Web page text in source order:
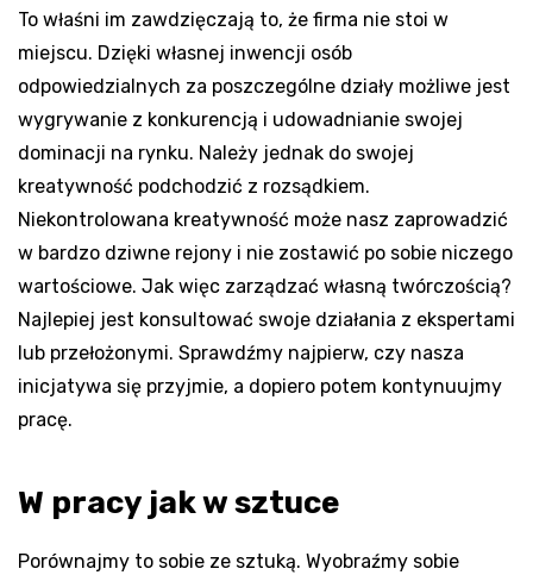
To właśni im zawdzięczają to, że firma nie stoi w
miejscu. Dzięki własnej inwencji osób
odpowiedzialnych za poszczególne działy możliwe jest
wygrywanie z konkurencją i udowadnianie swojej
dominacji na rynku. Należy jednak do swojej
kreatywność podchodzić z rozsądkiem.
Niekontrolowana kreatywność może nasz zaprowadzić
w bardzo dziwne rejony i nie zostawić po sobie niczego
wartościowe. Jak więc zarządzać własną twórczością?
Najlepiej jest konsultować swoje działania z ekspertami
lub przełożonymi. Sprawdźmy najpierw, czy nasza
inicjatywa się przyjmie, a dopiero potem kontynuujmy
pracę.
W pracy jak w sztuce
Porównajmy to sobie ze sztuką. Wyobraźmy sobie